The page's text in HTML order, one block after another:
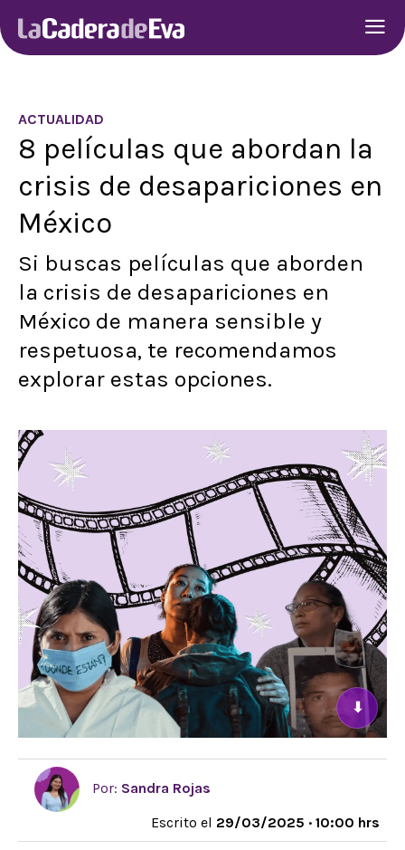
ACTUALIDAD
8 películas que abordan la
crisis de desapariciones en
México
Si buscas películas que aborden
la crisis de desapariciones en
México de manera sensible y
respetuosa, te recomendamos
explorar estas opciones.
⬇
Por: Sandra Rojas
Escrito el 29/03/2025 · 10:00 hrs